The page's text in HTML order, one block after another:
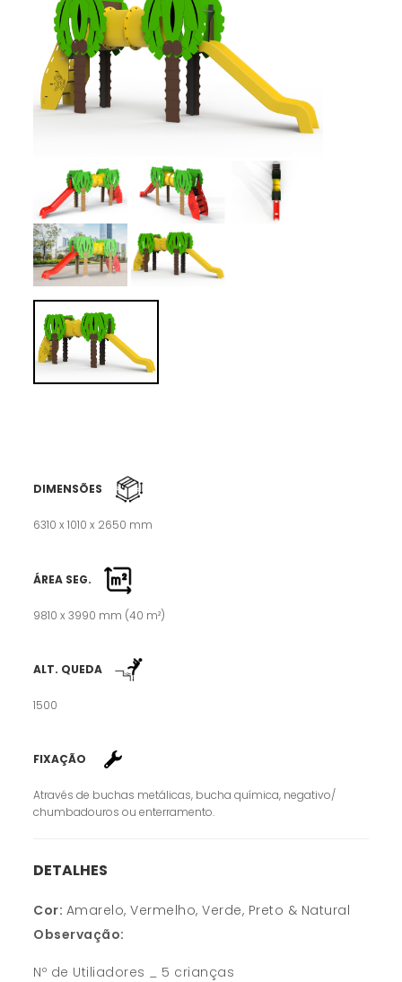
DIMENSÕES
6310 x 1010 x 2650 mm
ÁREA SEG.
9810 x 3990 mm (40 m²)
ALT. QUEDA
1500
FIXAÇÃO
Através de buchas metálicas, bucha química, negativo/
chumbadouros ou enterramento.
DETALHES
Cor: Amarelo, Vermelho, Verde, Preto & Natural
Observação:
Nº de Utiliadores _ 5 crianças